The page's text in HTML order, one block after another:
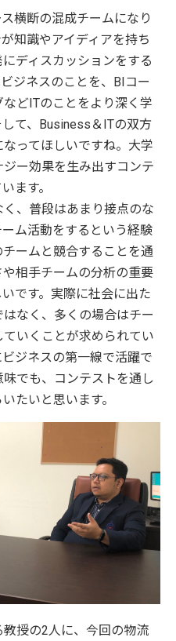
横断の混成チームになり
知識やアイディアを持ち
ディスカッションをする
ジネスのことを、BIコー
どITのことをより深く学
て、Business＆ITの双方
ってほしいですね。大学
ー効果を生み出すコンテ
ます。
、普段はあまり接点のな
ム活動をするという経験
ームと競合することを通
相手チームの分析の重要
です。実際に社会に出た
なく、多くの場合はチー
いくことが求められてい
ジネスの第一線で活躍で
でも、コンテストを通し
たいと思います。
授の2人に、今回の物流